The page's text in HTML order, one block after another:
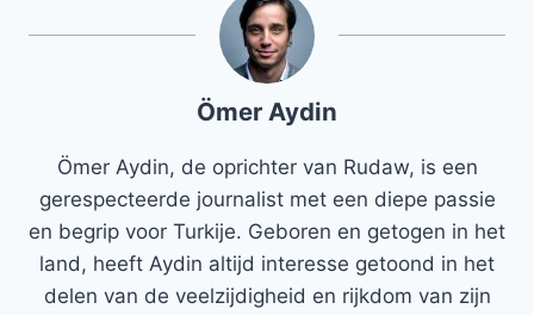
Ömer Aydin
Ömer Aydin, de oprichter van Rudaw, is een
gerespecteerde journalist met een diepe passie
en begrip voor Turkije. Geboren en getogen in het
land, heeft Aydin altijd interesse getoond in het
delen van de veelzijdigheid en rijkdom van zijn